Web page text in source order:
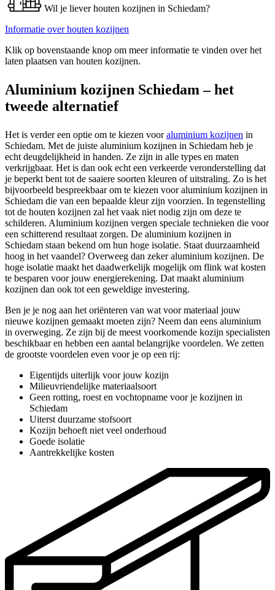
Wil je liever houten kozijnen in Schiedam?
Informatie over houten kozijnen
Klik op bovenstaande knop om meer informatie te vinden over het
laten plaatsen van houten kozijnen.
Aluminium kozijnen Schiedam – het
tweede alternatief
Het is verder een optie om te kiezen vooraluminium kozijnen in
Schiedam. Met de juiste aluminium kozijnen in Schiedam heb je
echt deugdelijkheid in handen. Ze zijn in alle types en maten
verkrijgbaar. Het is dan ook echt een verkeerde veronderstelling dat
je beperkt bent tot de saaiere soorten kleuren of uitstraling. Zo is het
bijvoorbeeld bespreekbaar om te kiezen voor aluminium kozijnen in
Schiedam die van een bepaalde kleur zijn voorzien. In tegenstelling
tot de houten kozijnen zal het vaak niet nodig zijn om deze te
schilderen. Aluminium kozijnen vergen speciale technieken die voor
een schitterend resultaat zorgen. De aluminium kozijnen in
Schiedam staan bekend om hun hoge isolatie. Staat duurzaamheid
hoog in het vaandel? Overweeg dan zeker aluminium kozijnen. De
hoge isolatie maakt het daadwerkelijk mogelijk om flink wat kosten
te besparen voor jouw energierekening. Dat maakt aluminium
kozijnen dan ook tot een geweldige investering.
Ben je je nog aan het oriënteren van wat voor materiaal jouw
nieuwe kozijnen gemaakt moeten zijn? Neem dan eens aluminium
in overweging. Ze zijn bij de meest voorkomende kozijn specialisten
beschikbaar en hebben een aantal belangrijke voordelen. We zetten
de grootste voordelen even voor je op een rij:
Eigentijds uiterlijk voor jouw kozijn
Milieuvriendelijke materiaalsoort
Geen rotting, roest en vochtopname voor je kozijnen in
Schiedam
Uiterst duurzame stofsoort
Kozijn behoeft niet veel onderhoud
Goede isolatie
Aantrekkelijke kosten